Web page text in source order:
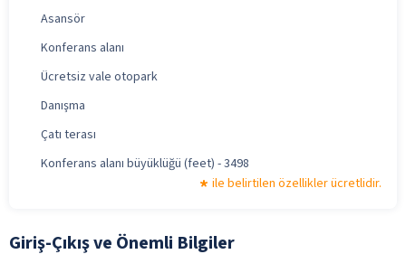
Asansör
Konferans alanı
Ücretsiz vale otopark
Danışma
Çatı terası
Konferans alanı büyüklüğü (feet) - 3498
ile belirtilen özellikler ücretlidir.
Giriş-Çıkış ve Önemli Bilgiler